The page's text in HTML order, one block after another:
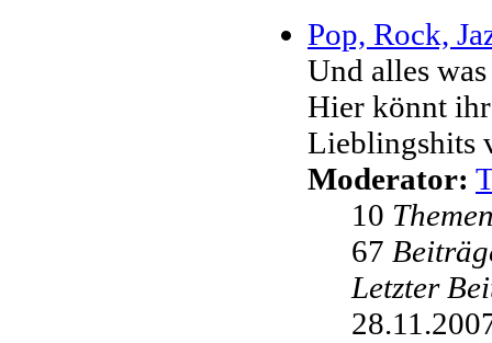
Pop, Rock,
Und alles
Hier könnt
Lieblingshits
Moderator:
10
67
Letzter